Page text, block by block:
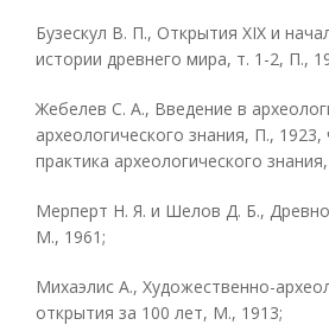
Бузескул В. П., Открытия XIX и
истории древнего мира, т. 1-2, П.,
Жебелев С. А., Введение в
археологического знания, П.,
практика археологического
Мерперт Н. Я. и Шелов Д. Б.,
М., 1961;
Михаэлис А., Художественно-
открытия за 100 лет, М., 1913;